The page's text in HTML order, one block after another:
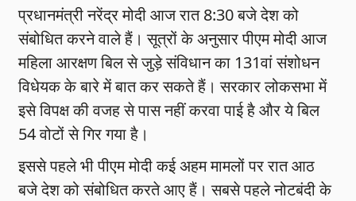
प्रधानमंत्री नरेंद्र मोदी आज रात 8:30 बजे देश को
संबोधित करने वाले हैं। सूत्रों के अनुसार पीएम मोदी आज
महिला आरक्षण बिल से जुड़े संविधान का 131वां संशोधन
विधेयक के बारे में बात कर सकते हैं। सरकार लोकसभा में
इसे विपक्ष की वजह से पास नहीं करवा पाई है और ये बिल
54 वोटों से गिर गया है।
इससे पहले भी पीएम मोदी कई अहम मामलों पर रात आठ
बजे देश को संबोधित करते आए हैं। सबसे पहले नोटबंदी के